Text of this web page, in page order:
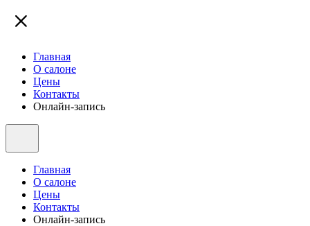
Главная
О салоне
Цены
Контакты
Онлайн-запись
Главная
О салоне
Цены
Контакты
Онлайн-запись